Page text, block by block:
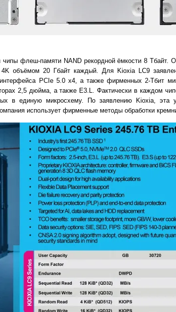
чипы флеш-памяти NAND рекордной ёмкости 8 Тбайт.
объёмом 20 Гбайт каждый. Для Kioxia LC9
PCIe 5.0 x4, а также фирменных 2-Тбит
2,5 дюйма, а также E3.L. Фактически в каждом
в единую микросхему. По заявлению Kioxia, эта
использует фирменные методы обработки